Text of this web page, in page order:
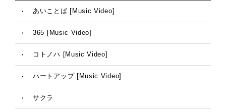
・ あいことば [Music Video]
・ 365 [Music Video]
・ コトノハ [Music Video]
・ ハートアップ [Music Video]
・ サクラ